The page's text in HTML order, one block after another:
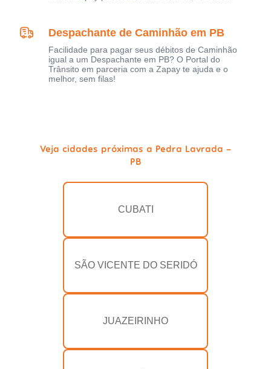
Despachante de Caminhão em PB
Facilidade para pagar seus débitos de Caminhão
igual a um Despachante em PB? O Portal do
Trânsito em parceria com a Zapay te ajuda e o
melhor, sem filas!
Veja cidades próximas a Pedra Lavrada -
PB
CUBATI
SÃO VICENTE DO SERIDÓ
JUAZEIRINHO